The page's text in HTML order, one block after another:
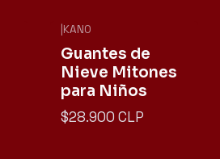
KANO
Guantes de
Nieve Mitones
para Niños
$28.900 CLP